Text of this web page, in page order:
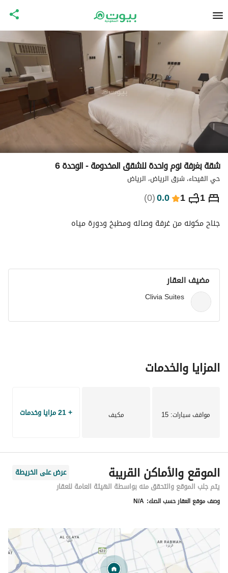
شقة بغرفة نوم واحدة للشقق المخدومة - الوحدة 6
حي الفيحاء، شرق الرياض، الرياض
1
1
0.0
(
0
) ⃁
358 ليلة
التفاصيل الاماكن القريبة معلومات وزارة السياحةجناح مكونه من غرفة وصاله ومطبخ ودورة مياه
مضيف العقار
Clivia Suites
المزايا والخدمات
مواقف سيارات: 15 مكيف + 21 مزايا وخدمات
الموقع والأماكن القريبة
عرض على الخريطة
يتم جلب الموقع والتحقق منه بواسطة الهيئة العامة للعقار
وصف موقع العقار حسب الصك: N/A